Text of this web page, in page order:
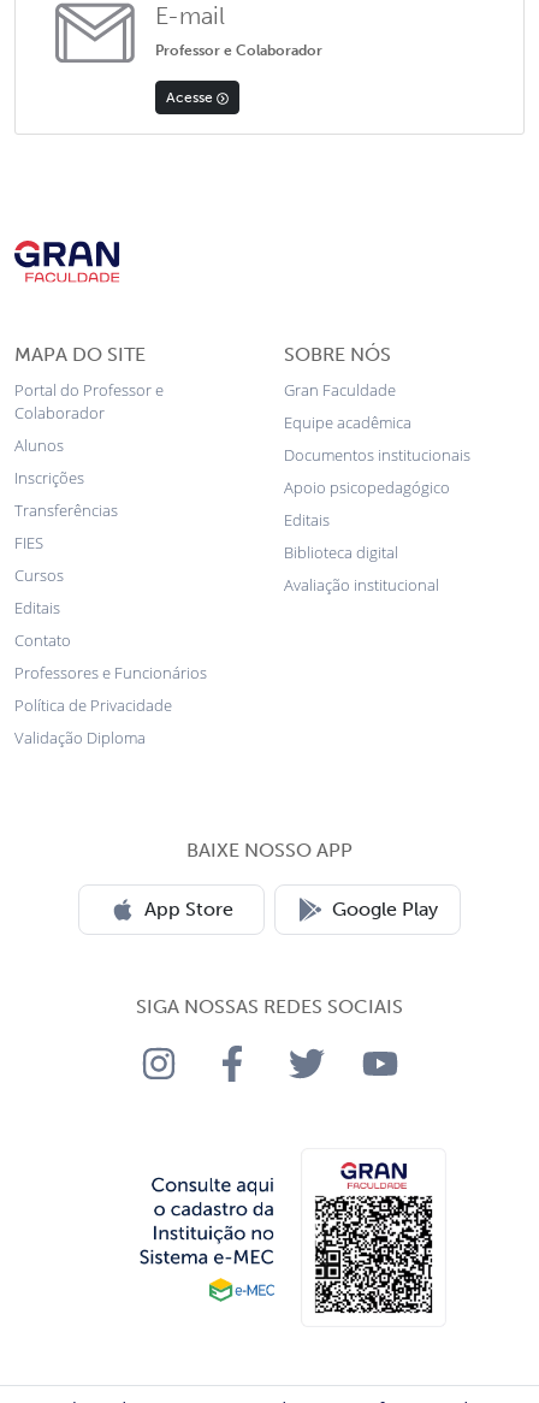
E-mail
Professor e Colaborador
Acesse
MAPA DO SITE
Portal do Professor e
Colaborador
Alunos
Inscrições
Transferências
FIES
Cursos
Editais
Contato
Professores e Funcionários
Política de Privacidade
Validação Diploma
SOBRE NÓS
Gran Faculdade
Equipe acadêmica
Documentos institucionais
Apoio psicopedagógico
Editais
Biblioteca digital
Avaliação institucional
BAIXE NOSSO APP
App Store Google Play
SIGA NOSSAS REDES SOCIAIS